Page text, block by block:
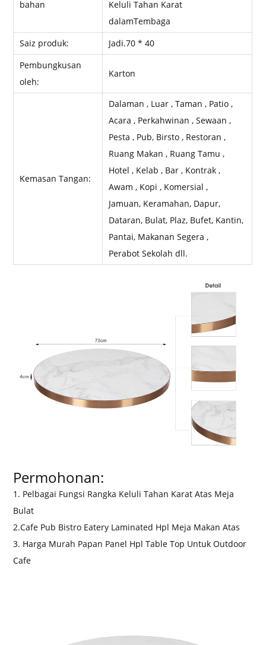
bahan
Keluli Tahan Karat
dalamTembaga
Saiz produk:
Jadi.70 * 40
Pembungkusan
oleh:
Karton
Kemasan Tangan:
Dalaman , Luar , Taman , Patio ,
Acara , Perkahwinan , Sewaan ,
Pesta , Pub, Birsto , Restoran ,
Ruang Makan , Ruang Tamu ,
Hotel , Kelab , Bar , Kontrak ,
Awam , Kopi , Komersial ,
Jamuan, Keramahan, Dapur,
Dataran, Bulat, Plaz, Bufet, Kantin,
Pantai, Makanan Segera ,
Perabot Sekolah dll.
Permohonan:
1. Pelbagai Fungsi Rangka Keluli Tahan Karat Atas Meja
Bulat
2.Cafe Pub Bistro Eatery Laminated Hpl Meja Makan Atas
3. Harga Murah Papan Panel Hpl Table Top Untuk Outdoor
Cafe